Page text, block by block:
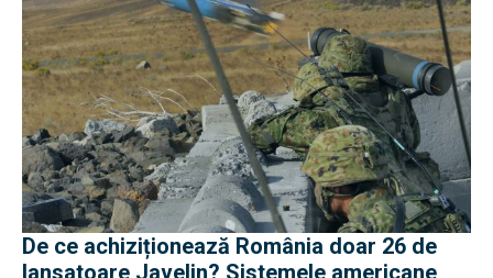
De ce achiziționează România doar 26 de